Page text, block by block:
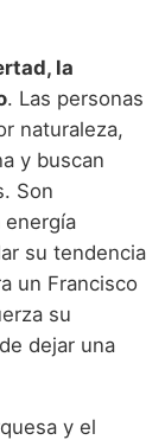
la
. Las personas
naturaleza,
y buscan
Son
energía
su tendencia
un Francisco
su
dejar una
y el